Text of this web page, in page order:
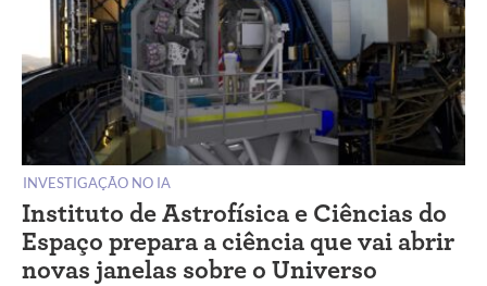
INVESTIGAÇÃO NO IA
Instituto de Astrofísica e Ciências do
Espaço prepara a ciência que vai abrir
novas janelas sobre o Universo